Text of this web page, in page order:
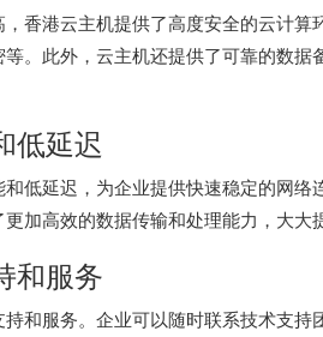
香港云主机提供了高度安全的云计
。此外，云主机还提供了可靠的数
低延迟
低延迟，为企业提供快速稳定的网
加高效的数据传输和处理能力，大大
和服务
和服务。企业可以随时联系技术支